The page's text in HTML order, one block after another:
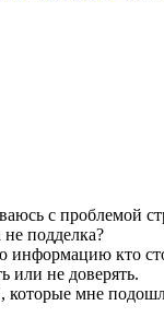
с проблемой
подделка?
информацию кто
или не доверять.
мне